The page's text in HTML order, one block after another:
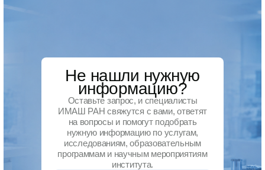
Не нашли нужную
информацию?
Оставьте запрос, и специалисты
ИМАШ РАН свяжутся с вами, ответят
на вопросы и помогут подобрать
нужную информацию по услугам,
исследованиям, образовательным
программам и научным мероприятиям
института.